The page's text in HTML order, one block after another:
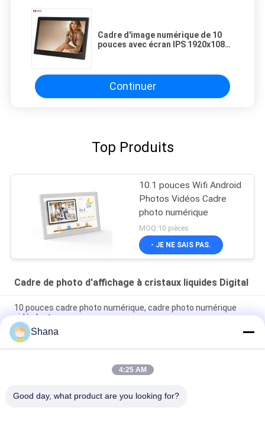
Cadre d'image numérique de 10
pouces avec écran IPS 1920x1080
1080P
Continuer
Top Produits
10.1 pouces Wifi Android
Photos Vidéos Cadre
photo numérique
MOQ:10 pièces
- JE NE SAIS PAS.
Cadre de photo d'affichage à cristaux liquides Digital
10 pouces cadre photo numérique, cadre photo numérique
vidéo lecture
Cadre photo numérique LCD super mince WIFI Cloud 10 pouces
Cadre photo numérique
Cadre photo numérique HD à écran tactile IPS, cadre photo
Shana
4:25 AM
Good day, what product are you looking for?